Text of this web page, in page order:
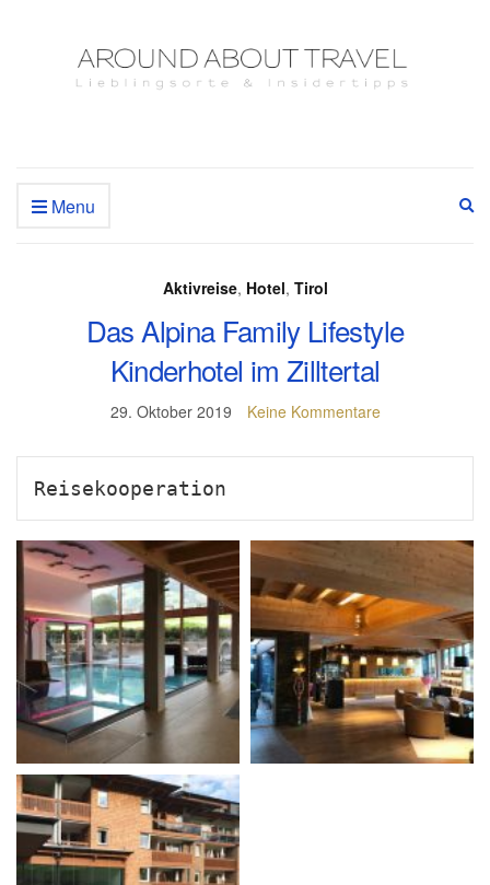
Menu
Aktivreise, Hotel, Tirol
Das Alpina Family Lifestyle
Kinderhotel im Zilltertal
29. Oktober 2019 Keine Kommentare
Reisekooperation